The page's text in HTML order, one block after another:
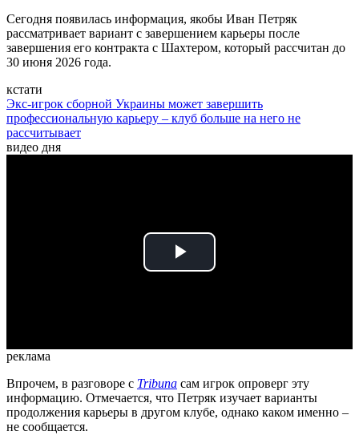
Сегодня появилась информация, якобы Иван Петряк
рассматривает вариант с завершением карьеры после
завершения его контракта с Шахтером, который рассчитан до
30 июня 2026 года.
кстати
Экс-игрок сборной Украины может завершить
профессиональную карьеру – клуб больше на него не
рассчитывает
видео дня
Play
реклама
Впрочем, в разговоре с Tribuna сам игрок опроверг эту
информацию. Отмечается, что Петряк изучает варианты
продолжения карьеры в другом клубе, однако каком именно –
не сообщается.